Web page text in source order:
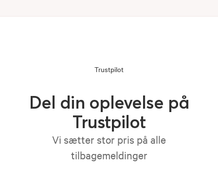
Trustpilot
Del din oplevelse på
Trustpilot
Vi sætter stor pris på alle
tilbagemeldinger